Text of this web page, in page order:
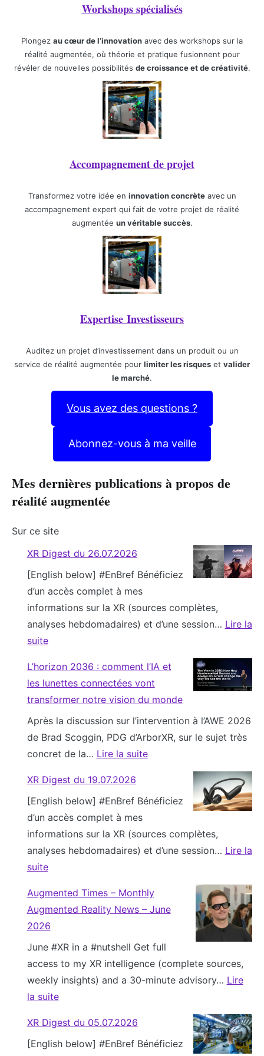
Workshops spécialisés
Plongez au cœur de l’innovation avec des workshops sur la
réalité augmentée, où théorie et pratique fusionnent pour
révéler de nouvelles possibilités de croissance et de créativité.
Accompagnement de projet
Transformez votre idée en innovation concrèteavec un
accompagnement expert qui fait de votre projet de réalité
augmentée un véritable succès.
Expertise Investisseurs
Auditez un projet d’investissement dans un produit ou un
service de réalité augmentée pour limiter les risques et valider
le marché.
Vous avez des questions ?
Abonnez-vous à ma veille
Mes dernières publications à propos de
réalité augmentée
Sur ce site
XR Digest du 26.07.2026
[English below] #EnBref Bénéficiez
d’un accès complet à mes
informations sur la XR (sources complètes,
analyses hebdomadaires) et d’une session… Lire la
suite
X
R
D
i
g
e
d
u
2
6
.
.
0
2
6
L’horizon 2036 : comment l’IA et
les lunettes connectées vont
transformer notre vision du monde
Après la discussion sur l’intervention à l’AWE 2026
de Brad Scoggin, PDG d’ArborXR, sur le sujet très
concret de la… Lire la suite
’
o
r
o
0
3
6
m
XR Digest du 19.07.2026
[English below] #EnBref Bénéficiez
d’un accès complet à mes
informations sur la XR (sources complètes,
analyses hebdomadaires) et d’une session… Lire la
suite
X
R
D
i
g
e
s
d
u
Augmented Times – Monthly
Augmented Reality News – June
2026
June #XR in a #nutshell Get full
access to my XR intelligence (complete sources,
weekly insights) and a 30-minute advisory… Lire
la suite
A
u
XR Digest du 05.07.2026
[English below] #EnBref Bénéficiez